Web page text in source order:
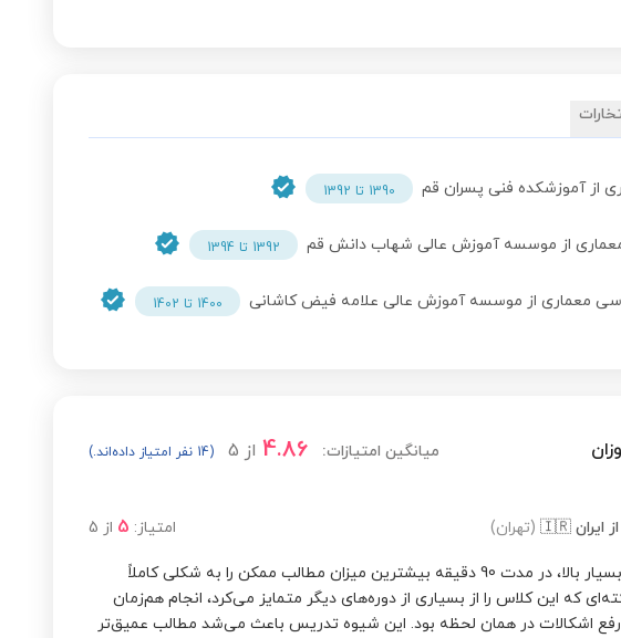
از آموزشکده فنی پسران قم 1390 تا 1392
از موسسه آموزش عالی شهاب دانش قم 1392 تا 1394
معماری از موسسه آموزش عالی علامه فیض کاشانی 1400 تا 1402
میانگین امتیازات: 4.86 از 5 (14 نفر امتیاز داده‌اند.)
از ایران 🇮🇷 (تهران) امتیاز: 5 از 5
استاد با تسلط و حوصله بسیار بالا، در مدت 90 دقیقه بیشترین میزان مطالب ممکن را به شکلی کاملاً
که این کلاس را از بسیاری از دوره‌های دیگر متمایز می‌کرد، انجام هم‌زمان
اشکالات در همان لحظه بود. این شیوه تدریس باعث می‌شد مطالب عمیق‌تر